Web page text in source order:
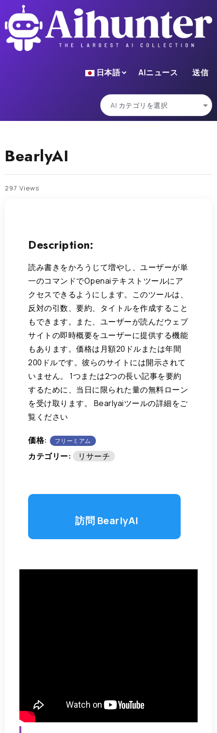
日本語 AIニュース 送信
BearlyAI
297 Views
Description:
読み書きをかろうじて増やし、ユーザーが単
一のコマンドでOpenaiテキストツールにア
クセスできるようにします。このツールは、
反対の引数、要約、タイトルを作成すること
もできます。また、ユーザーが読んだウェブ
サイトの即時概要をユーザーに提供する機能
もあります。価格は月額20ドルまたは年間
200ドルです。彼らのサイトには開示されて
いません。 1つまたは2つの長い記事を要約
するために、当日に限られた量の無料ローン
を受け取ります。 Bearlyaiツールの詳細をご
覧ください
価格: フリーミアム
カテゴリー: リサーチ
訪問 BearlyAI